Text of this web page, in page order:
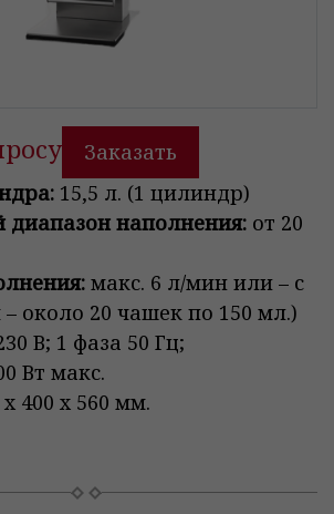
Заказать
15,5 л. (1 цилиндр)
диапазон наполнения: от 20
макс. 6 л/мин или – с
около 20 чашек по 150 мл.)
В; 1 фаза 50 Гц;
Вт макс.
х 400 х 560 мм.